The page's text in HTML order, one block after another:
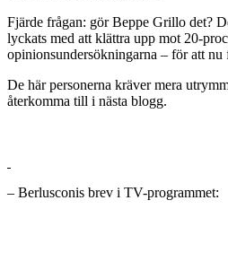
Fjärde frågan: gör Beppe Grillo det?
lyckats med att klättra upp mot 20-
opinionsundersökningarna – för att
De här personerna kräver mera
återkomma till i nästa blogg.
– Berlusconis brev i TV-programmet: